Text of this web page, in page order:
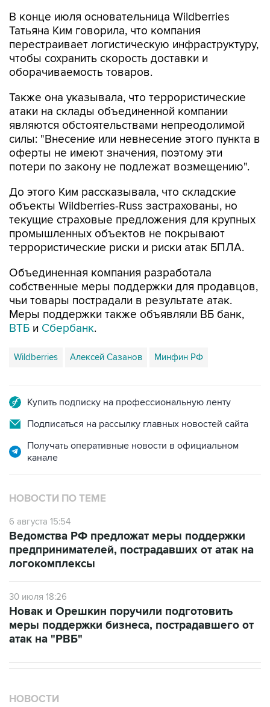
В конце июля основательница Wildberries
Татьяна Ким говорила, что компания
перестраивает логистическую инфраструктуру,
чтобы сохранить скорость доставки и
оборачиваемость товаров.
Также она указывала, что террористические
атаки на склады объединенной компании
являются обстоятельствами непреодолимой
силы: "Внесение или невнесение этого пункта в
оферты не имеют значения, поэтому эти
потери по закону не подлежат возмещению".
До этого Ким рассказывала, что складские
объекты Wildberries-Russ застрахованы, но
текущие страховые предложения для крупных
промышленных объектов не покрывают
террористические риски и риски атак БПЛА.
Объединенная компания разработала
собственные меры поддержки для продавцов,
чьи товары пострадали в результате атак.
Меры поддержки также объявляли ВБ банк,
ВТБ и Сбербанк.
Wildberries Алексей Сазанов Минфин РФ
Купить подписку на профессиональную ленту
Подписаться на рассылку главных новостей сайта
Получать оперативные новости в официальном
канале
НОВОСТИ ПО ТЕМЕ
6 августа 15:54
Ведомства РФ предложат меры поддержки
предпринимателей, пострадавших от атак на
логокомплексы
30 июля 18:26
Новак и Орешкин поручили подготовить
меры поддержки бизнеса, пострадавшего от
атак на "РВБ"
НОВОСТИ